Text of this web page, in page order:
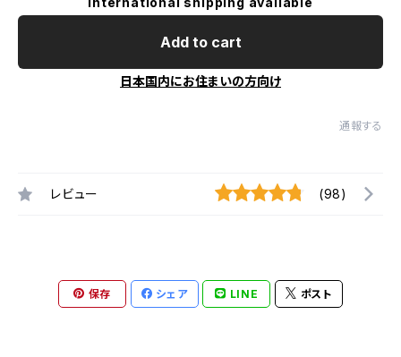
Add to cart
日本国内にお住まいの方向け
通報する
レビュー (98)
保存 シェア LINE ポスト